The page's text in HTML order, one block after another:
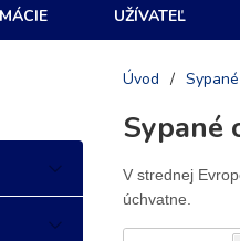
UŽÍVATEĽ
Úvod /
Sypané
V strednej
úchvatne.